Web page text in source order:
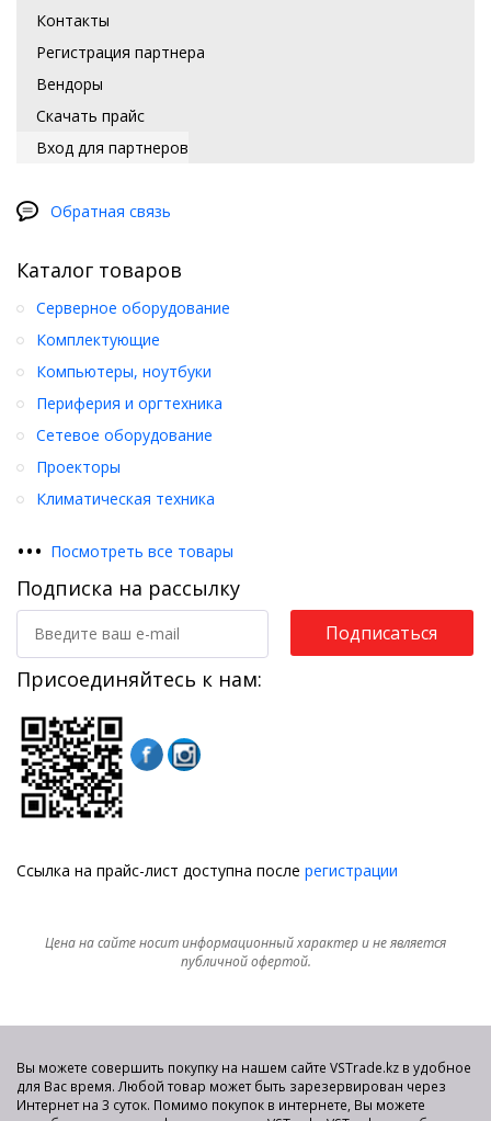
Контакты
Регистрация партнера
Вендоры
Скачать прайс
Вход для партнеров
Обратная связь
Каталог товаров
Серверное оборудование
Комплектующие
Компьютеры, ноутбуки
Периферия и оргтехника
Сетевое оборудование
Проекторы
Климатическая техника
••• Посмотреть все товары
Подписка на рассылку
Подписаться
Присоединяйтесь к нам:
Ссылка на прайс-лист доступна после регистрации
Цена на сайте носит информационный характер и не является
публичной офертой.
Вы можете совершить покупку на нашем сайте VSTrade.kz в удобное
для Вас время. Любой товар может быть зарезервирован через
Интернет на 3 суток. Помимо покупок в интернете, Вы можете